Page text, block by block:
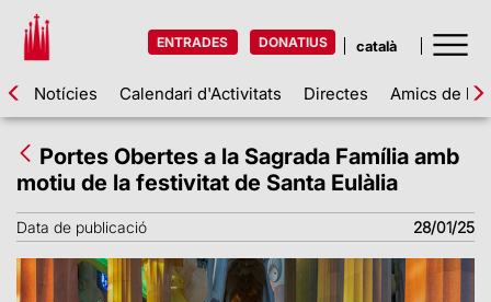
ENTRADES DONATIUS
Notícies Calendari d'Activitats Directes Amics de la
Portes Obertes a la Sagrada Família amb
motiu de la festivitat de Santa Eulàlia
Data de publicació 28/01/25